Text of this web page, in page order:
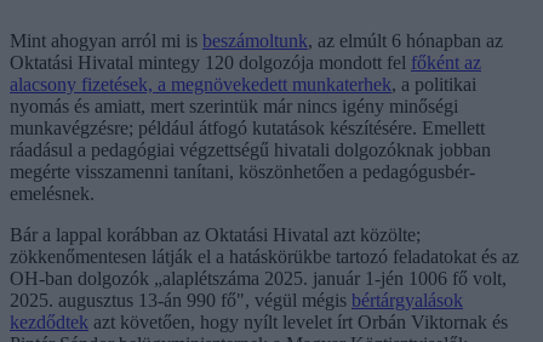
Mint ahogyan arról mi is beszámoltunk, az elmúlt 6 hónapban az
Oktatási Hivatal mintegy 120 dolgozója mondott fel főként az
alacsony fizetések, a megnövekedett munkaterhek, a politikai
nyomás és amiatt, mert szerintük már nincs igény minőségi
munkavégzésre; például átfogó kutatások készítésére. Emellett
ráadásul a pedagógiai végzettségű hivatali dolgozóknak jobban
megérte visszamenni tanítani, köszönhetően a pedagógusbér-
emelésnek.
Bár a lappal korábban az Oktatási Hivatal azt közölte;
zökkenőmentesen látják el a hatáskörükbe tartozó feladatokat és az
OH-ban dolgozók „alaplétszáma 2025. január 1-jén 1006 fő volt,
2025. augusztus 13-án 990 fő", végül mégis bértárgyalások
kezdődtek azt követően, hogy nyílt levelet írt Orbán Viktornak és